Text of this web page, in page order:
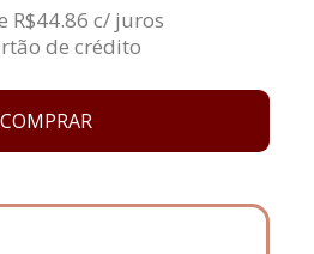
R$44.86 c/ juros
de crédito
COMPRAR